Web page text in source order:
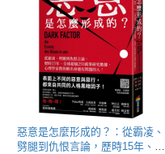
惡意是怎麼形成的？：從霸凌、
劈腿到仇恨言論，歷時15年、全